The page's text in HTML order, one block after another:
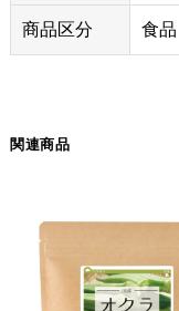
商品区分 食品
関連商品